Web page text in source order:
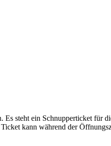
steht ein Schnupperticket für
kann während der